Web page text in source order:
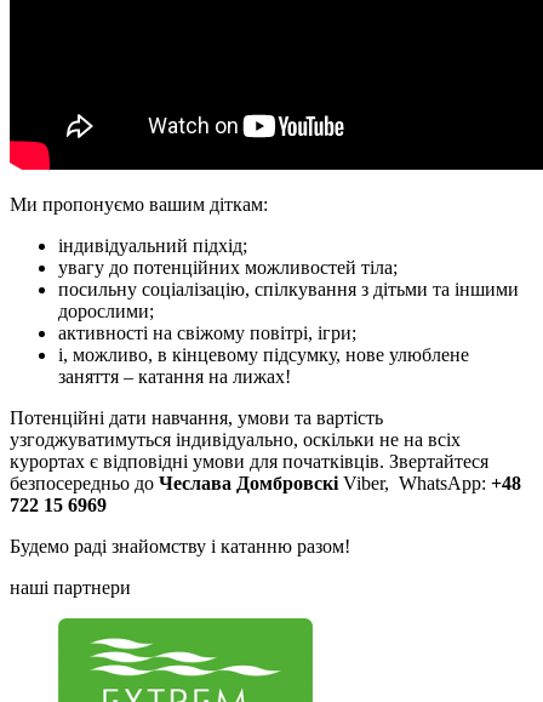
Ми пропонуємо вашим діткам:
індивідуальний підхід;
увагу до потенційних можливостей тіла;
посильну соціалізацію, спілкування з дітьми та іншими
дорослими;
активності на свіжому повітрі, ігри;
і, можливо, в кінцевому підсумку, нове улюблене
заняття – катання на лижах!
Потенційні дати навчання, умови та вартість
узгоджуватимуться індивідуально, оскільки не на всіх
курортах є відповідні умови для початківців. Звертайтеся
безпосередньо до Чеслава Домбровскі Viber, WhatsApp: +48
722 15 6969
Будемо раді знайомству і катанню разом!
наші партнери